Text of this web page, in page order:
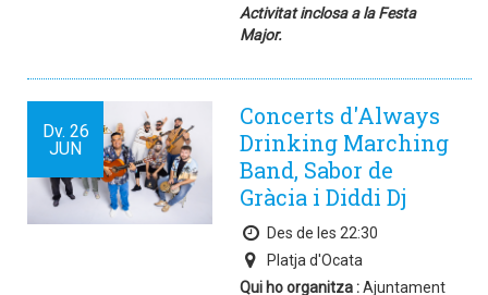
Activitat inclosa a la Festa
Major.
Dv. 26
JUN
Concerts d'Always
Drinking Marching
Band, Sabor de
Gràcia i Diddi Dj
Des de les 22:30
Platja d'Ocata
Qui ho organitza :Ajuntament